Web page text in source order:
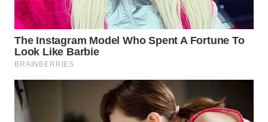
WN
SULSEL
WN
GORONTALO